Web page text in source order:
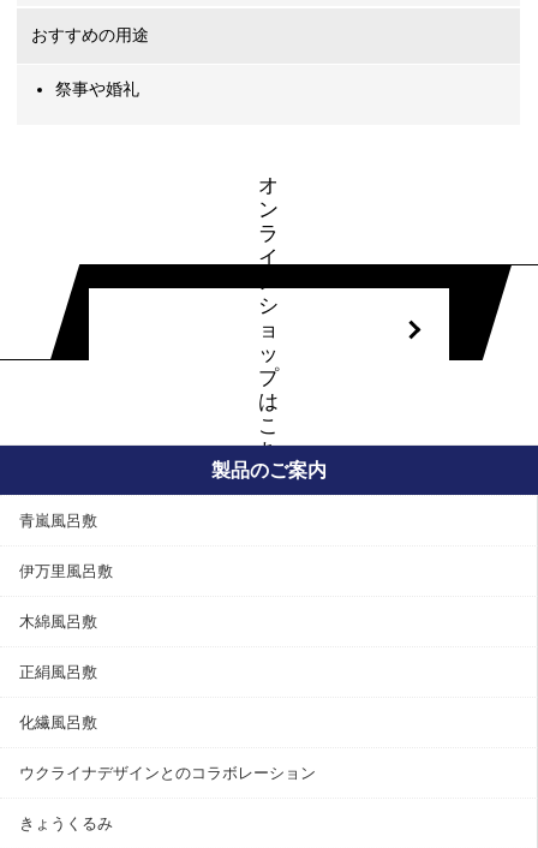
おすすめの用途
祭事や婚礼
オ
ン
ラ
イ
シ
ョ
ッ
プ
は
こ
ち
ら
製品のご案内
青嵐風呂敷
伊万里風呂敷
木綿風呂敷
正絹風呂敷
化繊風呂敷
ウクライナデザインとのコラボレーション
きょうくるみ